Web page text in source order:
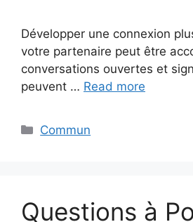
Développer une connexion
votre partenaire peut être
conversations ouvertes et
peuvent … Read more
Categories
Commun
Questions à